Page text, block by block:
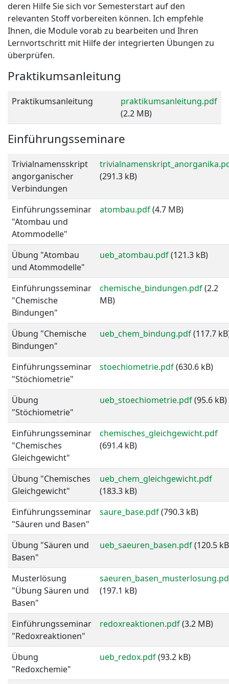
deren Hilfe Sie sich vor Semesterstart auf den
relevanten Stoff vorbereiten können. Ich empfehle
Ihnen, die Module vorab zu bearbeiten und Ihren
Lernvortschritt mit Hilfe der integrierten Übungen zu
überprüfen.
Praktikumsanleitung
Praktikumsanleitung
praktikumsanleitung.pdf
(2.2 MB)
Einführungsseminare
Trivialnamensskript
angorganischer
Verbindungen
(291.3 kB)
Einführungsseminar
"Atombau und
Atommodelle"
atombau.pdf(4.7 MB)
Übung "Atombau
und Atommodelle"
ueb_atombau.pdf(121.3 kB)
Einführungsseminar
"Chemische
Bindungen"
chemische_bindungen.pdf(2.2
MB)
Übung "Chemische
Bindungen"
ueb_chem_bindung.pdf(117.7
Einführungsseminar
"Stöchiometrie"
stoechiometrie.pdf(630.6 kB)
Übung
"Stöchiometrie"
ueb_stoechiometrie.pdf(95.6 kB)
Einführungsseminar
"Chemisches
Gleichgewicht"
chemisches_gleichgewicht.pdf
(691.4 kB)
Übung "Chemisches
Gleichgewicht"
ueb_chem_gleichgewicht.pdf
(183.3 kB)
Einführungsseminar
"Säuren und Basen"
saure_base.pdf(790.3 kB)
Übung "Säuren und
Basen"
ueb_saeuren_basen.pdf(120.5
Musterlösung
"Übung Säuren und
Basen"
(197.1 kB)
Einführungsseminar
"Redoxreaktionen"
redoxreaktionen.pdf(3.2 MB)
Übung
"Redoxchemie"
ueb_redox.pdf(93.2 kB)